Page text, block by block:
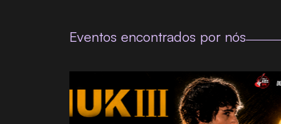
Eventos encontrados por nós